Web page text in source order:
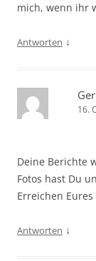
mich, wenn ihr
Antworten ↓
16.
Deine Berichte
Fotos hast Du
Erreichen Eures
Antworten ↓